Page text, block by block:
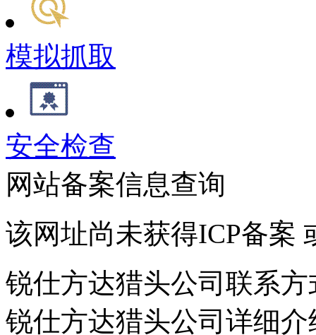
模拟抓取
安全检查
网站备案信息查询
该网址尚未获得ICP备案
锐仕方达猎头公司联系方
锐仕方达猎头公司详细介